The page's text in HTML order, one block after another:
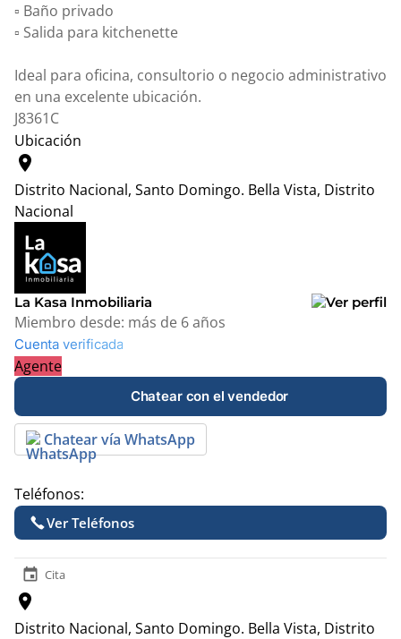
▫️ Baño privado
▫️ Salida para kitchenette
Ideal para oficina, consultorio o negocio administrativo
en una excelente ubicación.
J8361C
Ubicación
location_on
Distrito Nacional, Santo Domingo. Bella Vista, Distrito
Nacional
+
−
La Kasa Inmobiliaria
Miembro desde: más de 6 años
Cuenta verificada
Agente
Chatear con el vendedor
Chatear vía WhatsApp
Teléfonos:
Ver Teléfonos
event Cita
location_on
Distrito Nacional, Santo Domingo. Bella Vista, Distrito